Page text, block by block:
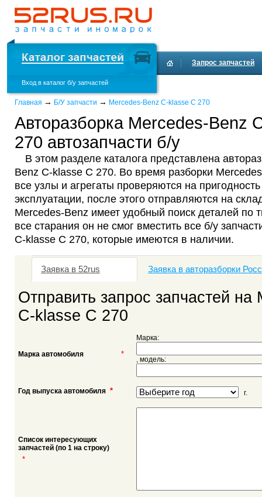
Вход в каталог б/у запчастей
Запрос запчастей
Главная → Б/У запчасти → Mercedes-Benz C-klasse C 270
Авторазборка Mercedes-Benz
270 автозапчасти б/у
В этом разделе каталога представлена
Benz C-klasse C 270. Во время разборки
все узлы и агрегаты проверяются на
эксплуатации, после этого отправляются на
Mercedes-Benz имеет удобный поиск деталей по
все старания он не смог вместить все б/у
C-klasse C 270, которые имеются в наличии.
Заявка в 52rus Заявка в авторазборки
Отправить запрос запчастей на
C-klasse C 270
Марка автомобиля *
Марка:
, модель:
Год выпуска автомобиля * г.
Список интересующих
запчастей (по 1 на строку)
*